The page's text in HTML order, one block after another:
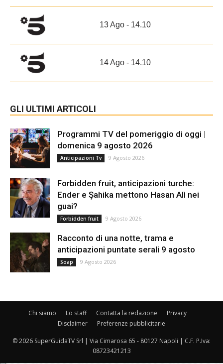
13 Ago - 14.10
14 Ago - 14.10
GLI ULTIMI ARTICOLI
Programmi TV del pomeriggio di oggi |
domenica 9 agosto 2026
Anticipazioni Tv 9 Agosto 2026
Forbidden fruit, anticipazioni turche:
Ender e Şahika mettono Hasan Alì nei
guai?
Forbidden fruit 9 Agosto 2026
Racconto di una notte, trama e
anticipazioni puntate serali 9 agosto
Soap 9 Agosto 2026
Chi siamo Lo staff Contatta la redazione
Privacy
Disclaimer
Preferenze pubblicitarie
© 2026 SuperGuidaTV Srl | Via Cimarosa 65 - 80127 Napoli | C.F. P.Iva:
08723421213